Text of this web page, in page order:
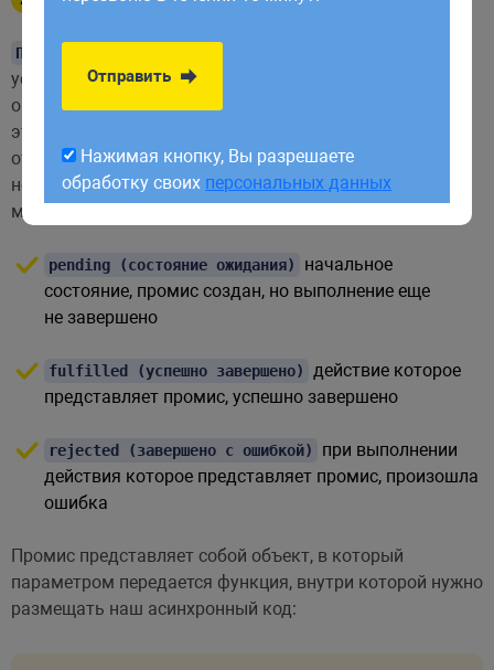
Промис
успешного или неудачного завершения асинхронной
операции. Асинхронная операция, упрощенно говоря,
это некоторое действие, выполняется независимо
от окружающего кода в котором она вызывается,
не блокирует выполнение вызываемого кода. Промис
может находиться в одном из следующих состояний:
pending (состояние ожидания)
начальное
состояние, промис создан, но выполнение еще
не завершено
fulfilled (успешно завершено)
действие которое
представляет промис, успешно завершено
rejected (завершено с ошибкой)
при выполнении
действия которое представляет промис, произошла
ошибка
Промис представляет собой объект, в который
параметром передается функция, внутри которой нужно
размещать наш асинхронный код:
обработку своихперсональных данных
Отправить
Нажимая кнопку, Вы разрешаете
обработку своих персональных данных